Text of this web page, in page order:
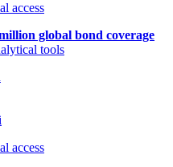
access
global bond coverage
tools
access